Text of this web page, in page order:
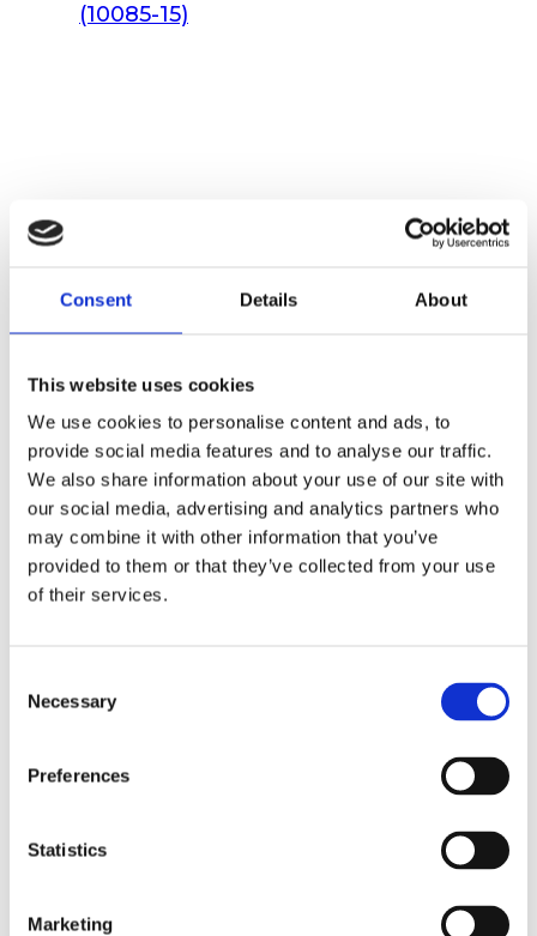
Consent Details About
This website uses cookies
We use cookies to personalise content and ads, to
provide social media features and to analyse our traffic.
We also share information about your use of our site with
our social media, advertising and analytics partners who
may combine it with other information that you’ve
provided to them or that they’ve collected from your use
of their services.
Selection
Necessary
Preferences
Statistics
Marketing
(10085-15)
Small Chicken & Cod